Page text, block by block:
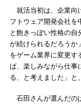
就活当初は、企業向
フトウェア開発会社を
と飽きっぽい性格の自
が続けられるだろうか
をゲーム業界に変更す
ば、楽しみながら仕事
る、と考えました」と
石田さんが選んだの